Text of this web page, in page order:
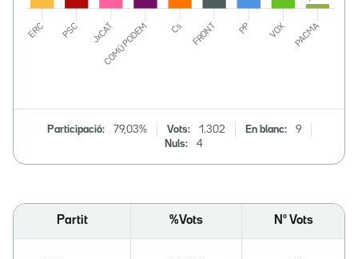
Participació: 79,03% Vots: 1.302 En blanc:
9
Nuls:
4
Partit %Vots Nº Vots